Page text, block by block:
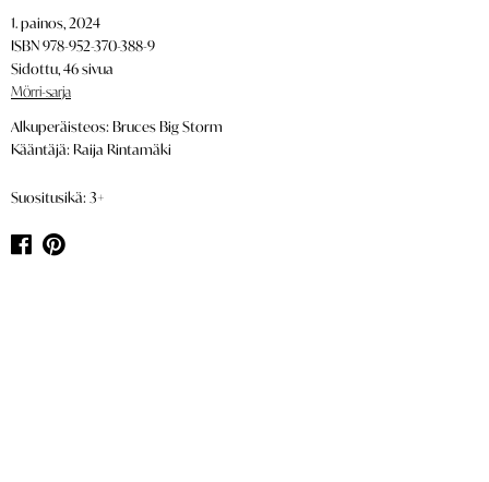
1. painos, 2024
ISBN 978-952-370-388-9
Sidottu, 46 sivua
Mörri-sarja
Alkuperäisteos: Bruces Big Storm
Kääntäjä: Raija Rintamäki
Suositusikä: 3+